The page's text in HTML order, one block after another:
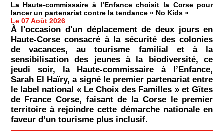
La Haute-commissaire à l’Enfance choisit la Corse pour
lancer un partenariat contre la tendance « No Kids »
Le 07 Août 2026
À l'occasion d'un déplacement de deux jours en
Haute-Corse consacré à la sécurité des colonies
de vacances, au tourisme familial et à la
sensibilisation des jeunes à la biodiversité, ce
jeudi soir, la Haute-commissaire à l’Enfance,
Sarah El Haïry, a signé le premier partenariat entre
le label national « Le Choix des Familles » et Gîtes
de France Corse, faisant de la Corse le premier
territoire à rejoindre cette démarche nationale en
faveur d’un tourisme plus inclusif.